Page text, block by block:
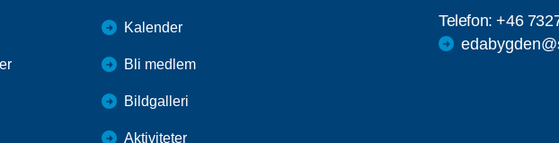
Kalender
Bli medlem
Bildgalleri
Aktiviteter
Telefon:+46